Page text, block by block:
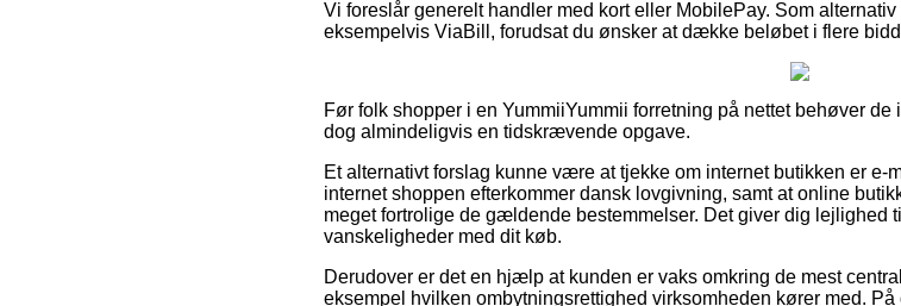
Vi foreslår generelt handler med kort eller MobilePay. Som
eksempelvis ViaBill, forudsat du ønsker at dække beløbet i flere
Før folk shopper i en YummiiYummii forretning på nettet behøver
dog almindeligvis en tidskrævende opgave.
Et alternativt forslag kunne være at tjekke om internet butikken er e-
internet shoppen efterkommer dansk lovgivning, samt at online
meget fortrolige de gældende bestemmelser. Det giver dig lejlighed
vanskeligheder med dit køb.
Derudover er det en hjælp at kunden er vaks omkring de mest
eksempel hvilken ombytningsrettighed virksomheden kører med.